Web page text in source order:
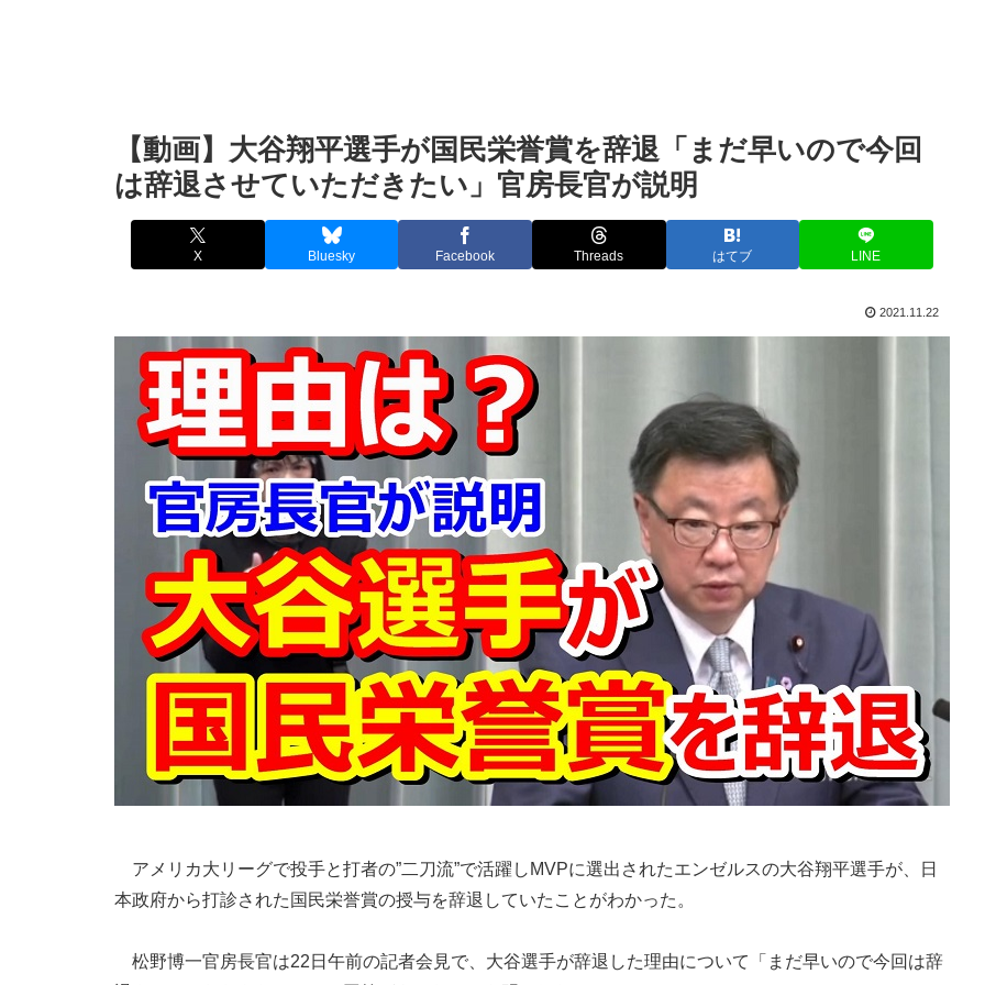
【動画】大谷翔平選手が国民栄誉賞を辞退「まだ早いので今回
は辞退させていただきたい」官房長官が説明
X Bluesky Facebook Threads はてブ LINE
2021.11.22
アメリカ大リーグで投手と打者の”二刀流”で活躍しMVPに選出されたエンゼルスの大谷翔平選手が、日
本政府から打診された国民栄誉賞の授与を辞退していたことがわかった。
松野博一官房長官は22日午前の記者会見で、大谷選手が辞退した理由について「まだ早いので今回は辞